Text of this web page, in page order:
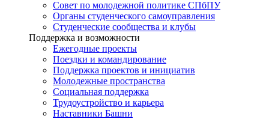
Совет по молодежной политике СПбПУ
Органы студенческого самоуправления
Студенческие сообщества и клубы
Поддержка и возможности
Ежегодные проекты
Поездки и командирование
Поддержка проектов и инициатив
Молодежные пространства
Социальная поддержка
Трудоустройство и карьера
Наставники Башни